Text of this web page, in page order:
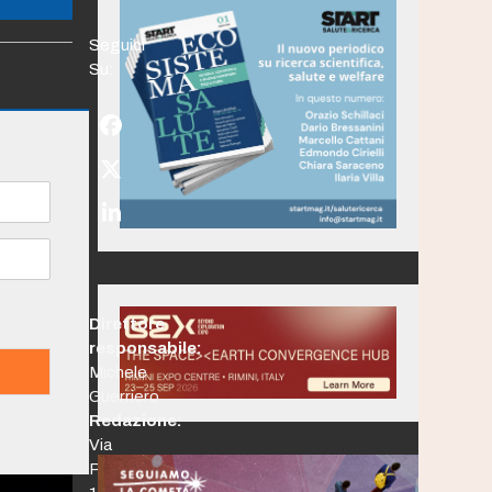
Seguici
Su:
Facebook
Twitter
(deprecated)
LinkedIn
Direttore
responsabile:
Michele
Guerriero
Redazione:
Via
Po,